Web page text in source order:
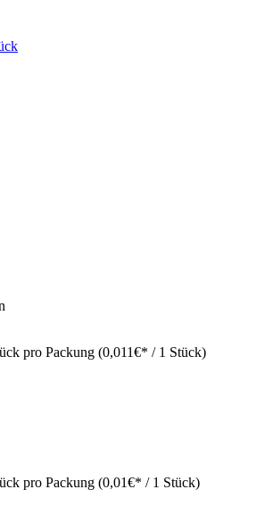
pro Packung (0,011€* / 1 Stück)
pro Packung (0,01€* / 1 Stück)